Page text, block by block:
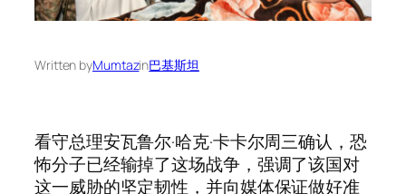
Written byMumtazin巴基斯坦
看守总理安瓦鲁尔·哈克·卡卡尔周三确认，恐
怖分子已经输掉了这场战争，强调了该国对
这一威胁的坚定韧性，并向媒体保证做好准